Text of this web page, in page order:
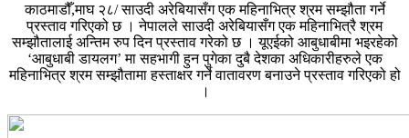
काठमाडौँ,माघ २८/ साउदी अरेबियासँग एक महिनाभित्र श्रम सम्झौता गर्ने
प्रस्ताव गरिएको छ । नेपालले साउदी अरेबियासँग एक महिनाभित्रै श्रम
सम्झौतालाई अन्तिम रुप दिन प्रस्ताव गरेको छ । यूएईको आबुधाबीमा भइरहेको
‘आबुधाबी डायलग’ मा सहभागी हुन पुगेका दुबै देशका अधिकारीहरुले एक
महिनाभित्र श्रम सम्झौतामा हस्ताक्षर गर्ने वातावरण बनाउने प्रस्ताव गरिएको हो
।